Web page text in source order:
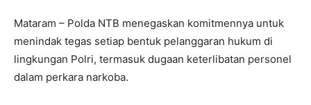
Mataram – Polda NTB menegaskan komitmennya untuk
menindak tegas setiap bentuk pelanggaran hukum di
lingkungan Polri, termasuk dugaan keterlibatan personel
dalam perkara narkoba.